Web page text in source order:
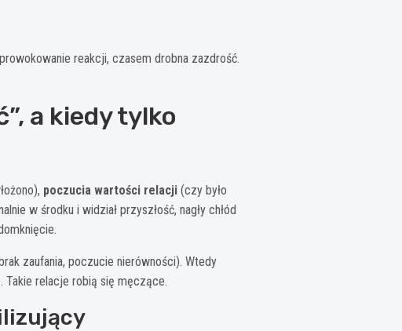
reakcji, czasem drobna zazdrość.
a kiedy tylko
poczucia wartości relacji (czy było
w środku i widział przyszłość, nagły chłód
zaufania, poczucie nierówności). Wtedy
Takie relacje robią się męczące.